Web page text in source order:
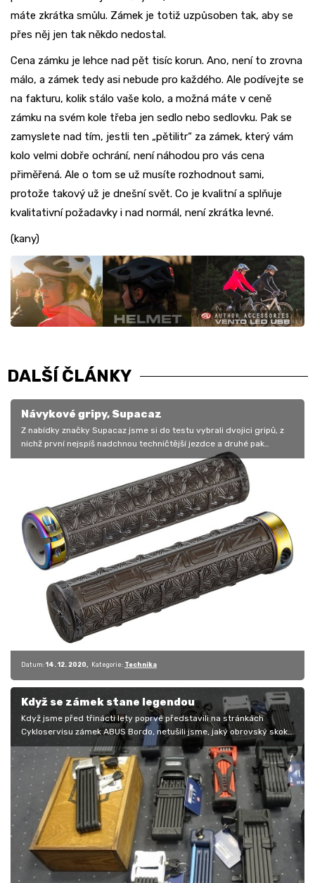
máte zkrátka smůlu. Zámek je totiž uzpůsoben tak, aby se
přes něj jen tak někdo nedostal.
Cena zámku je lehce nad pět tisíc korun. Ano, není to zrovna
málo, a zámek tedy asi nebude pro každého. Ale podívejte se
na fakturu, kolik stálo vaše kolo, a možná máte v ceně
zámku na svém kole třeba jen sedlo nebo sedlovku. Pak se
zamyslete nad tím, jestli ten „pětilitr“ za zámek, který vám
kolo velmi dobře ochrání, není náhodou pro vás cena
přiměřená. Ale o tom se už musíte rozhodnout sami,
protože takový už je dnešní svět. Co je kvalitní a splňuje
kvalitativní požadavky i nad normál, není zkrátka levné.
(kany)
DALŠÍ ČLÁNKY
Návykové gripy, Supacaz
Z nabídky značky Supacaz jsme si do testu vybrali dvojici gripů, z
nichž první nejspíš nadchnou techničtější jezdce a druhé pak
závodníky…
Datum: 14. 12. 2020 Kategorie: Technika
Když se zámek stane legendou
Když jsme před třinácti lety poprvé představili na stránkách
Cykloservisu zámek ABUS Bordo, netušili jsme, jaký obrovský skok
tento výrobek…